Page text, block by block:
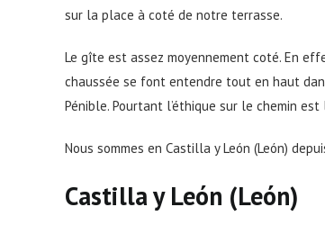
sur la place à coté de notre terrasse.
Le gîte est assez moyennement coté. En
chaussée se font entendre tout en haut
Pénible. Pourtant l’éthique sur le chemin
Nous sommes en Castilla y León (León)
Castilla y León (León)